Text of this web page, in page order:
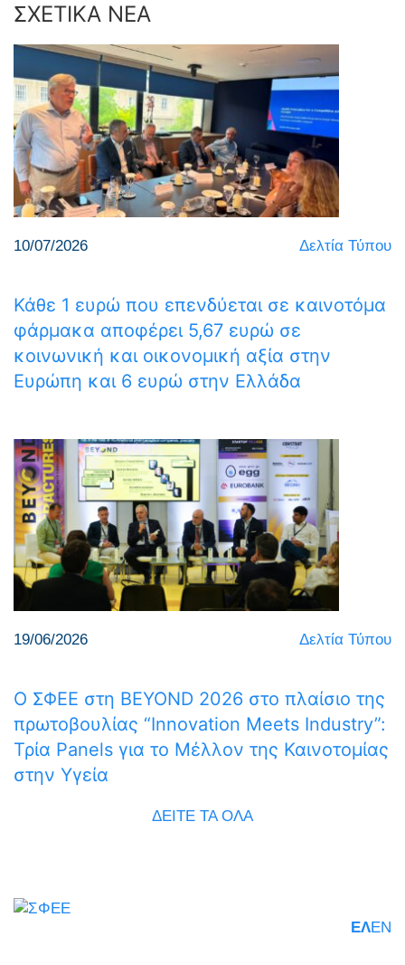
ΣΧΕΤΙΚΑ ΝΕΑ
10/07/2026 Δελτία Τύπου
Κάθε 1 ευρώ που επενδύεται σε καινοτόμα
φάρμακα αποφέρει 5,67 ευρώ σε
κοινωνική και οικονομική αξία στην
Ευρώπη και 6 ευρώ στην Ελλάδα
19/06/2026 Δελτία Τύπου
Ο ΣΦΕΕ στη BEYOND 2026 στο πλαίσιο της
πρωτοβουλίας “Innovation Meets Industry”:
Τρία Panels για το Μέλλον της Καινοτομίας
στην Υγεία
ΔΕΙΤΕ ΤΑ ΟΛΑ
ΕΛEN